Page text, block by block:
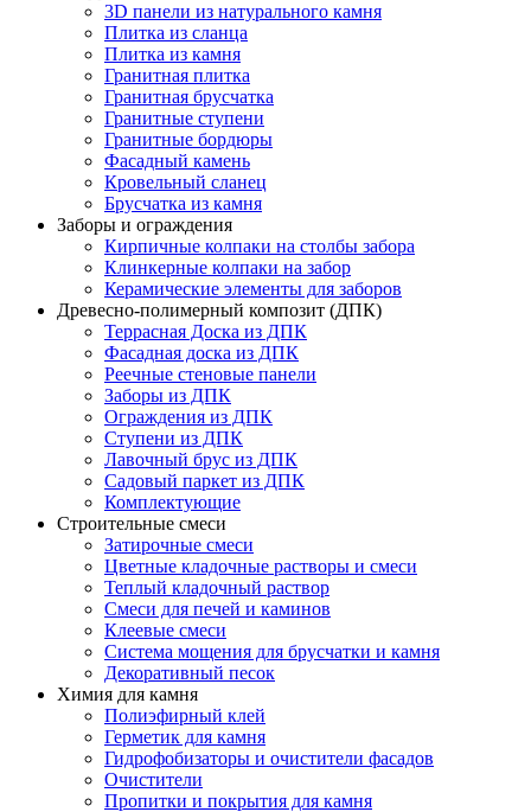
3D панели из натурального камня
Плитка из сланца
Плитка из камня
Гранитная плитка
Гранитная брусчатка
Гранитные ступени
Гранитные бордюры
Фасадный камень
Кровельный сланец
Брусчатка из камня
Заборы и ограждения
Кирпичные колпаки на столбы забора
Клинкерные колпаки на забор
Керамические элементы для заборов
Древесно-полимерный композит (ДПК)
Террасная Доска из ДПК
Фасадная доска из ДПК
Реечные стеновые панели
Заборы из ДПК
Ограждения из ДПК
Ступени из ДПК
Лавочный брус из ДПК
Садовый паркет из ДПК
Комплектующие
Строительные смеси
Затирочные смеси
Цветные кладочные растворы и смеси
Теплый кладочный раствор
Смеси для печей и каминов
Клеевые смеси
Система мощения для брусчатки и камня
Декоративный песок
Химия для камня
Полиэфирный клей
Герметик для камня
Гидрофобизаторы и очистители фасадов
Очистители
Пропитки и покрытия для камня